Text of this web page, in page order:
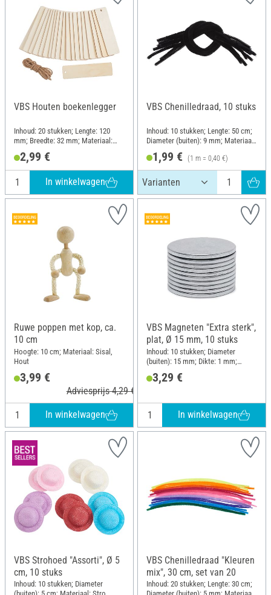
VBS Houten boekenlegger
Inhoud: 20 stukken; Lengte: 120
mm; Breedte: 32 mm; Materiaal:
2,99 €
In winkelwagen
VBS Chenilledraad, 10 stuks
Inhoud: 10 stukken; Lengte: 50 cm;
Diameter (buiten): 9 mm; Materiaal:
1,99 € (1 m = 0,40 €)
Ruwe poppen met kop, ca.
10 cm
Hoogte: 10 cm; Materiaal: Sisal,
Hout
3,99 €
Adviesprijs 4,29 €
In winkelwagen
VBS Magneten "Extra sterk",
plat, Ø 15 mm, 10 stuks
Inhoud: 10 stukken; Diameter
(buiten): 15 mm; Dikte: 1 mm;
3,29 €
In winkelwagen
VBS Strohoed "Assorti", Ø 5
cm, 10 stuks
Inhoud: 10 stukken; Diameter
VBS Chenilledraad "Kleuren
mix", 30 cm, set van 20
Inhoud: 20 stukken; Lengte: 30 cm;